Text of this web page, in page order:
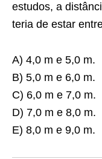
estudos, a
teria de estar
A) 4,0 m e 5,0 m.
B) 5,0 m e 6,0 m.
C) 6,0 m e 7,0 m.
D) 7,0 m e 8,0 m.
E) 8,0 m e 9,0 m.